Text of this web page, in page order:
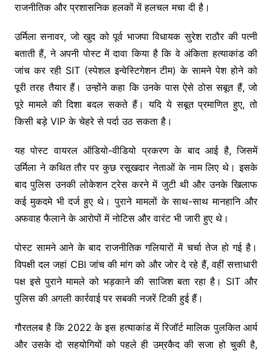
राजनीतिक और प्रशासनिक हलकों में हलचल मचा दी है।
उर्मिला सनावर, जो खुद को पूर्व भाजपा विधायक सुरेश राठौर की पत्नी
बताती हैं, ने अपनी पोस्ट में दावा किया है कि वे अंकिता हत्याकांड की
जांच कर रही SIT (स्पेशल इन्वेस्टिगेशन टीम) के सामने पेश होने को
पूरी तरह तैयार हैं। उन्होंने कहा कि उनके पास ऐसे ठोस सबूत हैं, जो
पूरे मामले की दिशा बदल सकते हैं। यदि ये सबूत प्रमाणित हुए, तो
किसी बड़े VIP के चेहरे से पर्दा उठ सकता है।
यह पोस्ट वायरल ऑडियो-वीडियो प्रकरण के बाद आई है, जिसमें
उर्मिला ने कथित तौर पर कुछ रसूखदार नेताओं के नाम लिए थे। इसके
बाद पुलिस उनकी लोकेशन ट्रेस करने में जुटी थी और उनके खिलाफ
कई मुकदमे भी दर्ज हुए थे। पुराने मामलों के साथ-साथ मानहानि और
अफवाह फैलाने के आरोपों में नोटिस और वारंट भी जारी हुए थे।
पोस्ट सामने आने के बाद राजनीतिक गलियारों में चर्चा तेज हो गई है।
विपक्षी दल जहां CBI जांच की मांग को और जोर दे रहे हैं, वहीं सत्ताधारी
पक्ष इसे पुराने मामले को भड़काने की साजिश बता रहा है। SIT और
पुलिस की अगली कार्रवाई पर सबकी नजरें टिकी हुई हैं।
गौरतलब है कि 2022 के इस हत्याकांड में रिजॉर्ट मालिक पुलकित आर्य
और उसके दो सहयोगियों को पहले ही उम्रकैद की सजा हो चुकी है,